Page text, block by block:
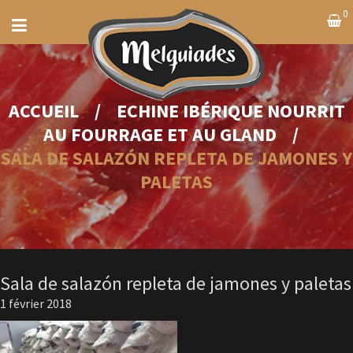
0
ACCUEIL /
ECHINE IBÉRIQUE NOURRIT
AU FOURRAGE ET AU GLAND
/
SALA DE SALAZÓN REPLETA DE JAMONES Y
PALETAS
Sala de salazón repleta de jamones y paletas
1 février 2018